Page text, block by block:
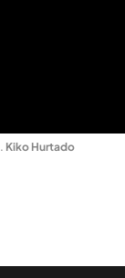
. Kiko Hurtado